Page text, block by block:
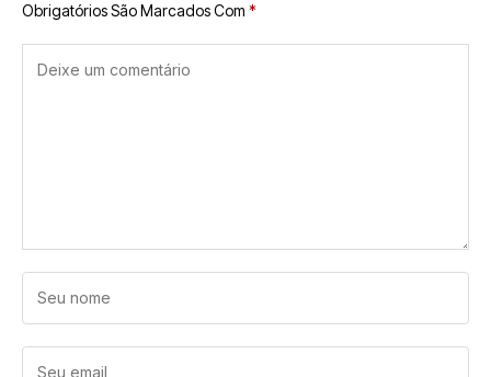
Obrigatórios São Marcados Com *